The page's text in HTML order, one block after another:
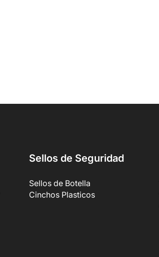
Sellos de Seguridad
Sellos de Botella
Cinchos Plasticos